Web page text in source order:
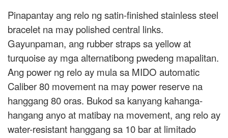
Pinapantay ang relo ng satin-finished stainless steel
bracelet na may polished central links.
Gayunpaman, ang rubber straps sa yellow at
turquoise ay mga alternatibong pwedeng mapalitan.
Ang power ng relo ay mula sa MIDO automatic
Caliber 80 movement na may power reserve na
hanggang 80 oras. Bukod sa kanyang kahanga-
hangang anyo at matibay na movement, ang relo ay
water-resistant hanggang sa 10 bar at limitado